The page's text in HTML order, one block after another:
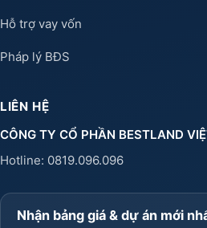
Hỗ trợ vay vốn
Pháp lý BĐS
LIÊN HỆ
CÔNG TY CỔ PHẦN BESTLAND
Hotline: 0819.096.096
Nhận bảng giá & dự án mới